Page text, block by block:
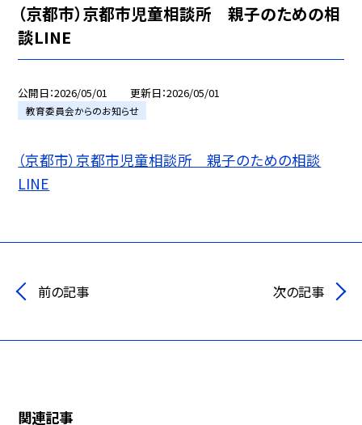
（京都市）京都市児童相談所 親子のための相
談LINE
公開日 2026/05/01 更新日 2026/05/01
教育委員会からのお知らせ
（京都市）京都市児童相談所 親子のための相談
LINE
前の記事 次の記事
関連記事